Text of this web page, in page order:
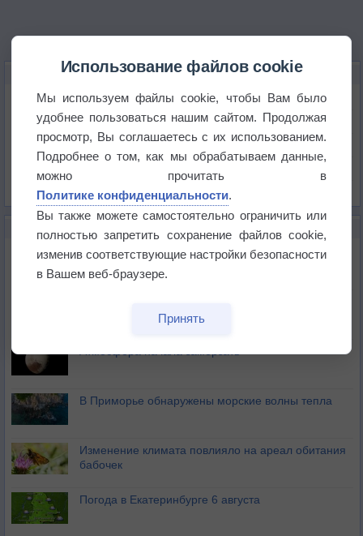
КАРТЫ ПОГОДЫ В ОАХАКЕ
Температура
Давление
Осадки
Список всех карт
Космическая погода влияет на транспорт
Атмосфера начала замерзать
В Приморье обнаружены морские волны тепла
Изменение климата повлияло на ареал обитания
бабочек
Погода в Екатеринбурге 6 августа
Использование файлов cookie
Мы используем файлы cookie, чтобы Вам было
удобнее пользоваться нашим сайтом. Продолжая
просмотр, Вы соглашаетесь с их использованием.
Подробнее о том, как мы обрабатываем данные,
можно прочитать в
Политике конфиденциальности.
Вы также можете самостоятельно ограничить или
полностью запретить сохранение файлов cookie,
изменив соответствующие настройки безопасности
в Вашем веб-браузере.
Принять